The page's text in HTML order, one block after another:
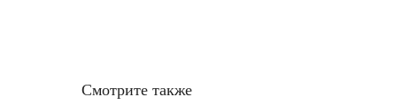
Смотрите также